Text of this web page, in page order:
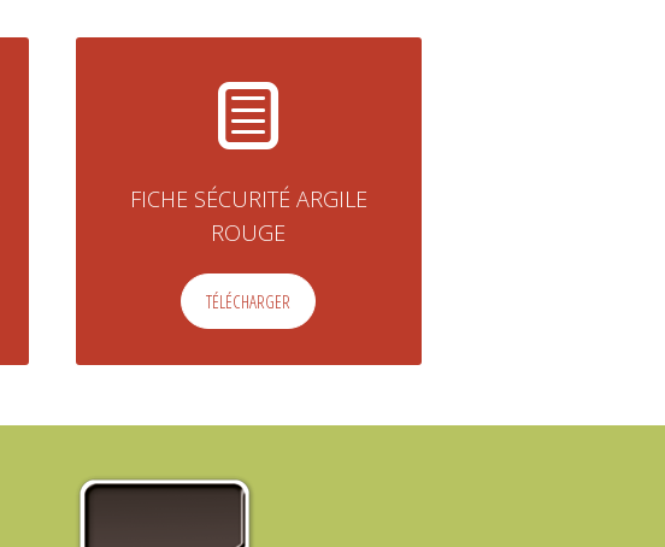
FICHE SÉCURITÉ ARGILE
ROUGE
TÉLÉCHARGER